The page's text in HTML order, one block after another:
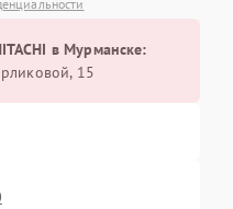
в Мурманске:
15